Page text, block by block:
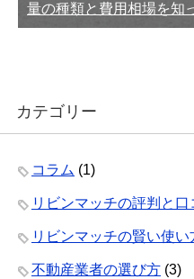
量の種類と費用相場を知
カテゴリー
コラム (1)
リビンマッチの評判と口
リビンマッチの賢い使い
不動産業者の選び方 (3)